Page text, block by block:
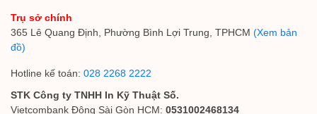
Trụ sở chính
365 Lê Quang Định, Phường Bình Lợi Trung, TPHCM (Xem bản
đồ)
Hotline kế toán: 028 2268 2222
STK Công ty TNHH In Kỹ Thuật Số.
Vietcombank Đông Sài Gòn HCM: 0531002468134